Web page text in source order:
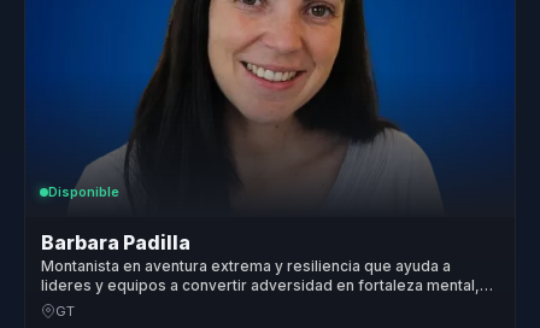
Disponible
Barbara Padilla
Montanista en aventura extrema y resiliencia que ayuda a
lideres y equipos a convertir adversidad en fortaleza mental,
cohesion y superacion.
GT